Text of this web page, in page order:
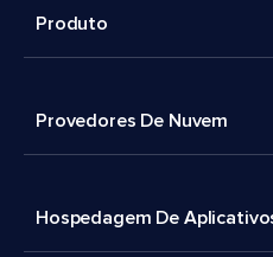
Produto
Provedores De Nuvem
Hospedagem De